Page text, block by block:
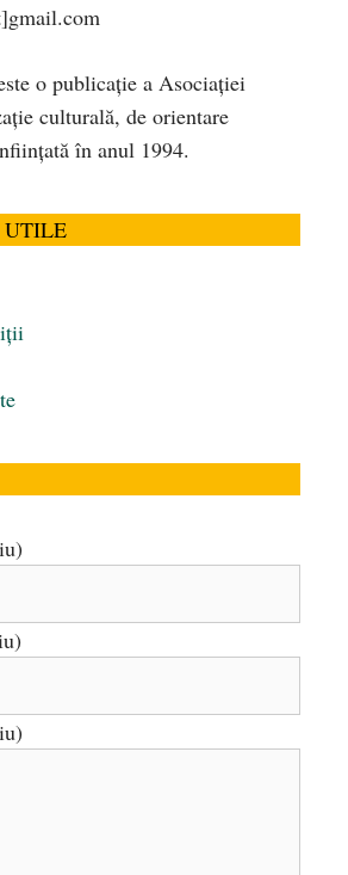
o publicaţie a Asociaţiei
culturală, de orientare
în anul 1994.